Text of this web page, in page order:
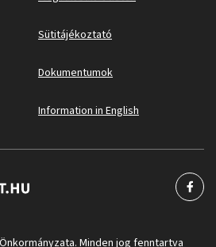
Sütitájékoztató
Dokumentumok
Information in English
Minden jog fenntartva